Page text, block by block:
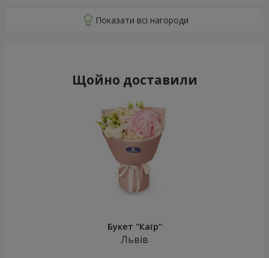
Щойно доставили
Букет "Каїр"
Львів